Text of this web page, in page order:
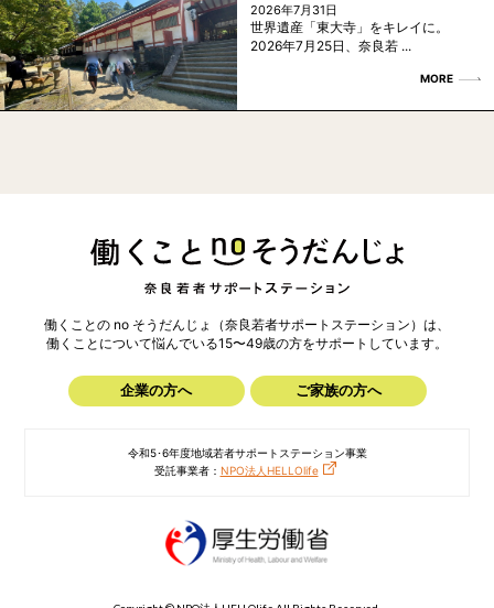
2026年7月31日
世界遺産「東大寺」をキレイに。
2026年7月25日、奈良若 ...
MORE
働くことの no そうだんじょ（奈良若者サポートステーション）は、
働くことについて悩んでいる15〜49歳の方をサポートしています。
企業の方へ ご家族の方へ
令和5･6年度地域若者サポートステーション事業
受託事業者： NPO法人HELLOlife